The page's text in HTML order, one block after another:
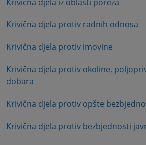
Krivična djela protiv radnih odnosa
Krivična djela protiv imovine
Krivična djela protiv okoline,
dobara
Krivična djela protiv opšte
Krivična djela protiv bezbjednosti